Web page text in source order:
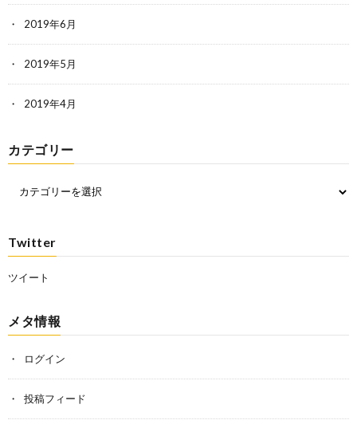
2019年6月
2019年5月
2019年4月
カテゴリー
Twitter
ツイート
メタ情報
ログイン
投稿フィード